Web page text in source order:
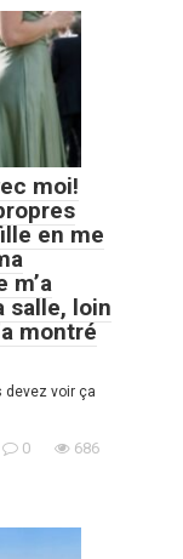
moi!
en me
m’a
salle, loin
montré
devez voir ça
0 686